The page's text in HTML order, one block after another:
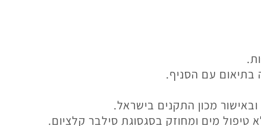
בתיאום עם הסניף.
ובאישור מכון התקנים בישראל.
מים ומחוזק בסגסוגת סילבר קלציום.